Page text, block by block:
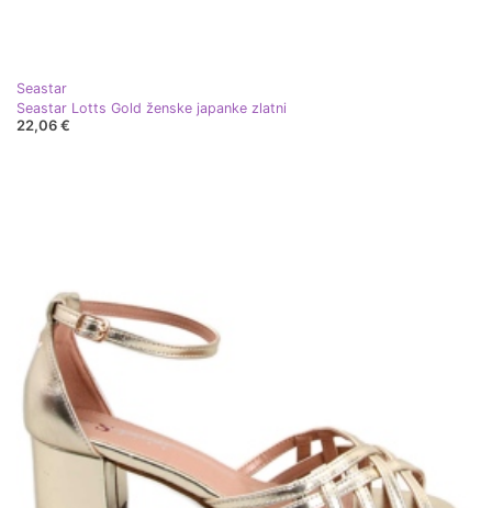
Seastar
Seastar Lotts Gold ženske japanke zlatni
22,06 €